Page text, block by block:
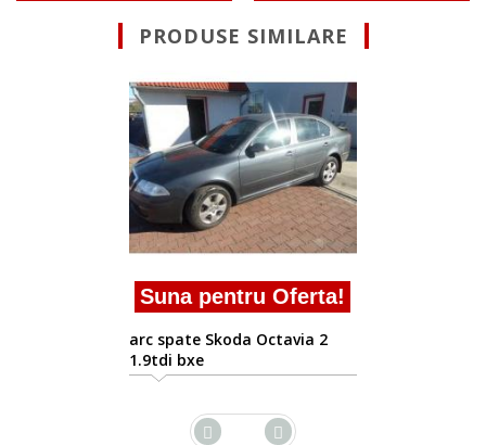
PRODUSE SIMILARE
Suna pentru
arc spate Skoda
facelift 1.6tdi cayc